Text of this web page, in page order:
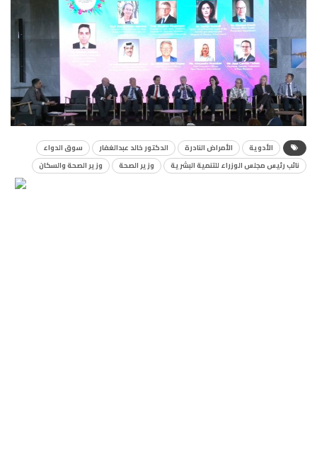
الأدوية الأمراض النادرة الدكتور خالد عبدالغفار
سوق الدواء
نائب رئيس مجلس الوزراء للتنمية البشرية
وزير الصحة وزير الصحة والسكان